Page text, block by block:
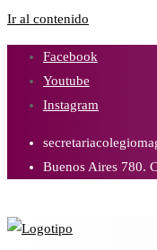
Ir al contenido
Facebook
Youtube
Instagram
Buenos Aires 780.